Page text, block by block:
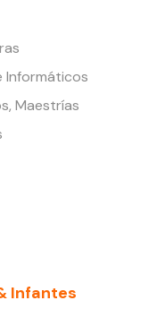
Informáticos
Maestrías
Infantes